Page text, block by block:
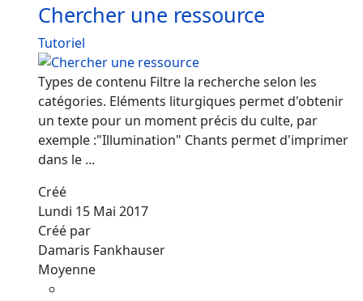
Chercher une ressource
Tutoriel
Types de contenu Filtre la recherche selon les
catégories. Eléments liturgiques permet d'obtenir
un texte pour un moment précis du culte, par
exemple :"Illumination" Chants permet d'imprimer
dans le ...
Créé
Lundi 15 Mai 2017
Créé par
Damaris Fankhauser
Moyenne